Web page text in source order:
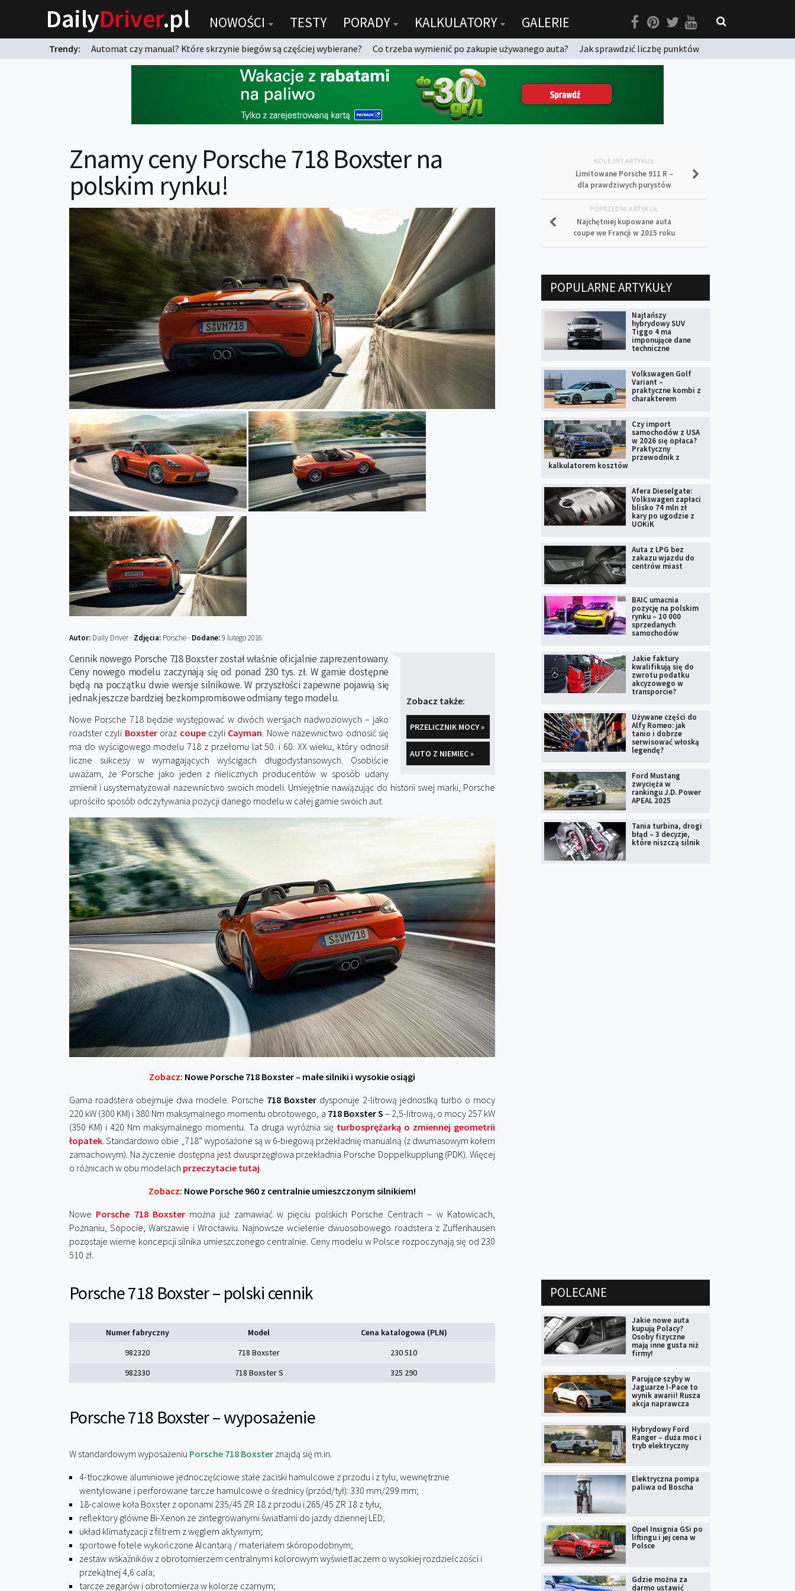
DailyDriver.pl NOWOŚCI TESTY PORADY KALKULATORY GALERIE
Trendy: Automat czy manual? Które skrzynie biegów są częściej wybierane? Co trzeba wymienić po zakupie używanego auta?
Jak sprawdzić liczbę punktów
Znamy ceny Porsche 718 Boxster na
polskim rynku!
Autor: Daily Driver · Zdjęcia: Porsche · Dodane:9 lutego 2016
Zobacz także:
PRZELICZNIK MOCY »
AUTO Z NIEMIEC »
Cennik nowego Porsche 718 Boxster został właśnie oficjalnie zaprezentowany.
Ceny nowego modelu zaczynają się od ponad 230 tys. zł. W gamie dostępne
będą na początku dwie wersje silnikowe. W przyszłości zapewne pojawią się
jednak jeszcze bardziej bezkompromisowe odmiany tego modelu.
Nowe Porsche 718 będzie występować w dwóch wersjach nadwoziowych – jako
roadster czyli Boxsteroraz coupeczyli Cayman. Nowe nazewnictwo odnosić się
ma do wyścigowego modelu 718 z przełomu lat 50. i 60. XX wieku, który odnosił
liczne sukcesy w wymagających wyścigach długodystansowych. Osobiście
uważam, że Porsche jako jeden z nielicznych producentów w sposób udany
zmienił i usystematyzował nazewnictwo swoich modeli. Umiejętnie nawiązując do historii swej marki, Porsche
uprościło sposób odczytywania pozycji danego modelu w całej gamie swoich aut.
Zobacz: Nowe Porsche 718 Boxster – małe silniki i wysokie osiągi
Gama roadstera obejmuje dwa modele. Porsche 718 Boxster dysponuje 2-litrową jednostką turbo o mocy
220 kW (300 KM) i 380 Nm maksymalnego momentu obrotowego, a 718 Boxster S – 2,5-litrową, o mocy 257 kW
(350 KM) i 420 Nm maksymalnego momentu. Ta druga wyróżnia się turbosprężarką o zmiennej geometrii
łopatek. Standardowo obie „718” wyposażone są w 6-biegową przekładnię manualną (z dwumasowym kołem
zamachowym). Na życzenie dostępna jest dwusprzęgłowa przekładnia Porsche Doppelkupplung (PDK). Więcej
o różnicach w obu modelach przeczytacie tutaj.
Zobacz: Nowe Porsche 960 z centralnie umieszczonym silnikiem!
Nowe Porsche 718 Boxstermożna już zamawiać w pięciu polskich Porsche Centrach – w Katowicach,
Poznaniu, Sopocie, Warszawie i Wrocławiu. Najnowsze wcielenie dwuosobowego roadstera z Zuffenhausen
pozostaje wierne koncepcji silnika umieszczonego centralnie. Ceny modelu w Polsce rozpoczynają się od 230
510 zł.
Porsche 718 Boxster – polski cennik
Numer fabryczny Model
Cena katalogowa (PLN)
982320
718 Boxster
230 510
982330
718 Boxster S 325 290
Porsche 718 Boxster – wyposażenie
W standardowym wyposażeniu Porsche 718 Boxster znajdą się m.in.
4-tłoczkowe aluminiowe jednoczęściowe stałe zaciski hamulcowe z przodu i z tyłu, wewnętrznie
wentylowane i perforowane tarcze hamulcowe o średnicy (przód/tył): 330 mm/299 mm;
18-calowe koła Boxster z oponami 235/45 ZR 18 z przodu i 265/45 ZR 18 z tyłu;
reflektory główne Bi-Xenon ze zintegrowanymi światłami do jazdy dziennej LED;
układ klimatyzacji z filtrem z węglem aktywnym;
sportowe fotele wykończone Alcantarą / materiałem skóropodobnym;
zestaw wskaźników z obrotomierzem centralnym i kolorowym wyświetlaczem o wysokiej rozdzielczości i
przekątnej 4,6 cala;
tarcze zegarów i obrotomierza w kolorze czarnym;
KOLEJNY ARTYKUŁ
Limitowane Porsche 911 R –
dla prawdziwych purystów
POPRZEDNI ARTYKUŁ
Najchętniej kupowane auta
coupe we Francji w 2015 roku
POPULARNE ARTYKUŁY
Najtańszy
hybrydowy SUV
Tiggo 4 ma
imponujące dane
techniczne
Volkswagen Golf
Variant –
praktyczne kombi z
charakterem
Czy import
samochodów z USA
w 2026 się opłaca?
Praktyczny
przewodnik z
kalkulatorem kosztów
Afera Dieselgate:
Volkswagen zapłaci
blisko 74 mln zł
kary po ugodzie z
UOKiK
Auta z LPG bez
zakazu wjazdu do
centrów miast
BAIC umacnia
pozycję na polskim
rynku – 10 000
sprzedanych
samochodów
Jakie faktury
kwalifikują się do
zwrotu podatku
akcyzowego w
transporcie?
Używane części do
Alfy Romeo: jak
tanio i dobrze
serwisować włoską
legendę?
Ford Mustang
zwycięża w
rankingu J.D. Power
APEAL 2025
Tania turbina, drogi
błąd – 3 decyzje,
które niszczą silnik
POLECANE
Jakie nowe auta
kupują Polacy?
Osoby fizyczne
mają inne gusta niż
firmy!
Parujące szyby w
Jaguarze I-Pace to
wynik awarii! Rusza
akcja naprawcza
Hybrydowy Ford
Ranger – duża moc i
tryb elektryczny
Elektryczna pompa
paliwa od Boscha
Opel Insignia GSi po
liftingu i jej cena w
Polsce
Gdzie można za
darmo ustawić